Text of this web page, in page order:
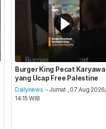
Burger King Pecat
yang Ucap Free Palestine
Dailynews - Jumat , 07 Aug 2026,
14:15 WIB